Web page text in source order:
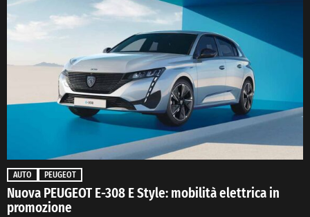
AUTO PEUGEOT
Nuova PEUGEOT E-308 E Style: mobilità elettrica in
promozione